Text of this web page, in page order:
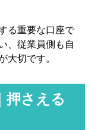
る重要な口座で
、従業員側も自
大切です。
押さえる